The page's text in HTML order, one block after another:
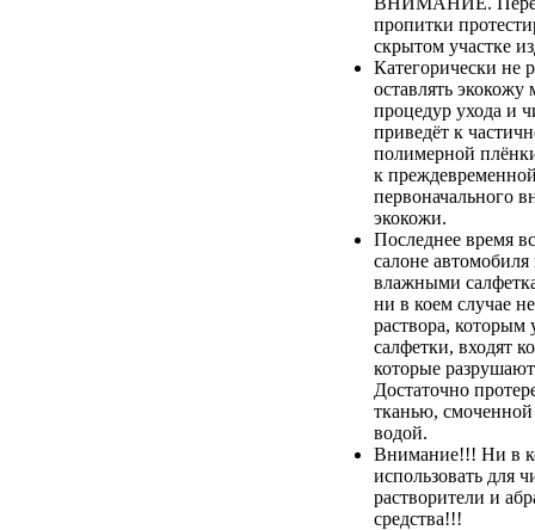
пропитки
скрытом участке
Категорически не
оставлять экокожу
процедур ухода и
приведёт к
полимерной
к
первоначального
экокожи.
Последнее время
салоне
влажными
ни в коем случае
раствора,
салфетки, входят
которые
Достаточно
тканью,
водой.
Внимание!!! Ни в
использовать для
растворители и
средства!!!